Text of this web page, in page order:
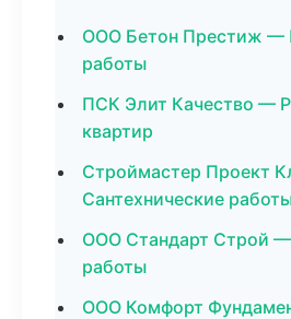
ООО Бетон Престиж —
работы
ПСК Элит Качество —
квартир
Строймастер Проект
Сантехнические
ООО Стандарт Строй
работы
ООО Комфорт